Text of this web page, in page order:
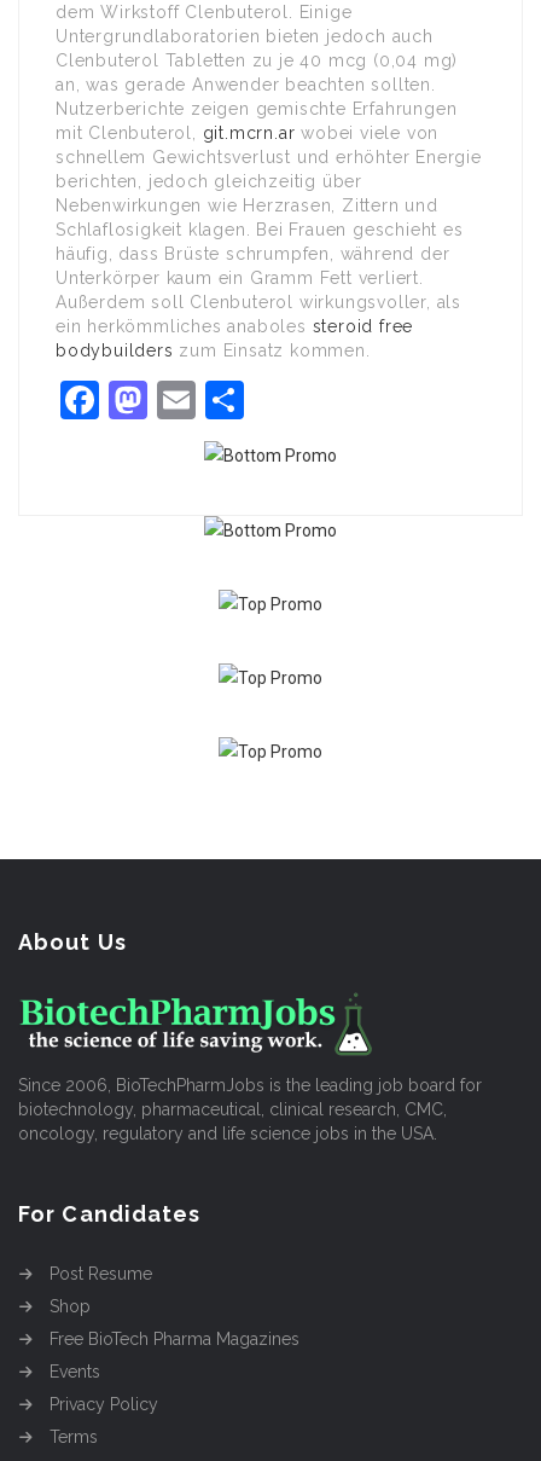
dem Wirkstoff Clenbuterol. Einige
Untergrundlaboratorien bieten jedoch auch
Clenbuterol Tabletten zu je 40 mcg (0,04 mg)
an, was gerade Anwender beachten sollten.
Nutzerberichte zeigen gemischte Erfahrungen
mit Clenbuterol, git.mcrn.ar wobei viele von
schnellem Gewichtsverlust und erhöhter Energie
berichten, jedoch gleichzeitig über
Nebenwirkungen wie Herzrasen, Zittern und
Schlaflosigkeit klagen. Bei Frauen geschieht es
häufig, dass Brüste schrumpfen, während der
Unterkörper kaum ein Gramm Fett verliert.
Außerdem soll Clenbuterol wirkungsvoller, als
ein herkömmliches anaboles steroid free
bodybuilders zum Einsatz kommen.
Facebook
Mastodon
Email
About Us
Since 2006, BioTechPharmJobs is the leading job board for
biotechnology, pharmaceutical, clinical research, CMC,
oncology, regulatory and life science jobs in the USA.
For Candidates
Post Resume
Shop
Free BioTech Pharma Magazines
Events
Privacy Policy
Terms